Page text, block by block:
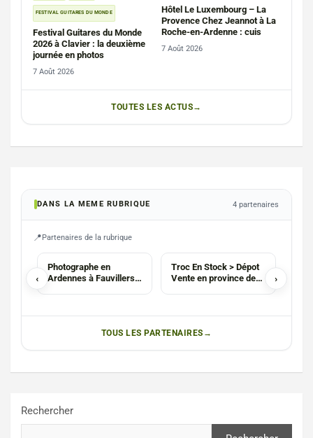
FESTIVAL GUITARES DU MONDE
Festival Guitares du Monde
2026 à Clavier : la deuxième
journée en photos
7 Août 2026
Hôtel Le Luxembourg – La
Provence Chez Jeannot à La
Roche-en-Ardenne : cuis
7 Août 2026
TOUTES LES ACTUS
DANS LA MEME RUBRIQUE 4 partenaires
Partenaires de la rubrique
‹ ›
PHOTOGRAPHES
Photographe en
Ardennes à Fauvillers :
Troc En Stock > Dépot
Vente en province de
TOUS LES PARTENAIRES
Rechercher